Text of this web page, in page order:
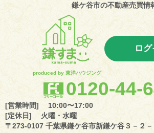
鎌ケ谷市の不動産売買情
produced by 東洋ハウジング
ロ
0120-44-
[営業時間] 10:00〜17:00
[定休日] 火曜・水曜
〒273-0107 千葉県鎌ケ谷市新鎌ケ谷３－２－